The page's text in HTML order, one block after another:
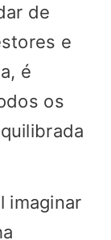
de
e
é
os
imaginar